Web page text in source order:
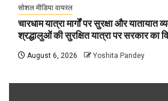
सोशल मीडिया वायरल
चारधाम यात्रा मार्गों पर सुरक्षा और
श्रद्धालुओं की सुरक्षित यात्रा पर सरकार का
August 6, 2026 Yoshita Pandey